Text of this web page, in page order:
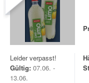
Leider verpasst!
Gültig: 07.06. -
13.06.